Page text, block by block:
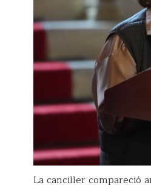
La canciller compareció